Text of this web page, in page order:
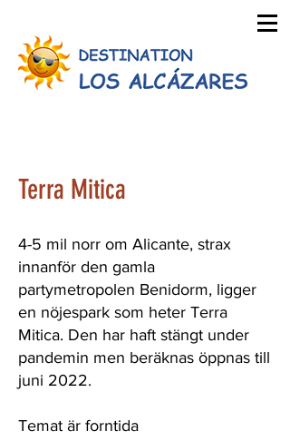
Terra Mitica
4-5 mil norr om Alicante, strax
innanför den gamla
partymetropolen Benidorm, ligger
en nöjespark som heter Terra
Mitica. Den har haft stängt under
pandemin men beräknas öppnas till
juni 2022.
Temat är forntida